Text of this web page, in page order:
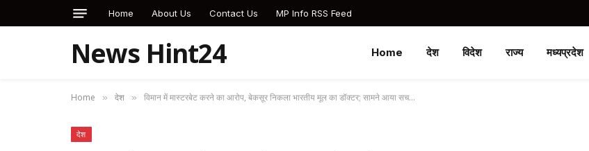
Home About Us Contact Us MP Info RSS Feed
News Hint24 Home देश विदेश राज्य मध्यप्रदेश
Home » देश » विमान में मास्टरबेट करने का आरोप, बेकसूर निकला भारतीय मूल का डॉक्टर; सामने आया सच…
देश